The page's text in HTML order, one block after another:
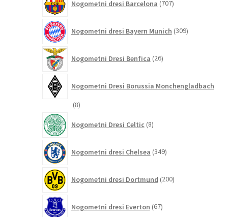
Nogometni dresi Barcelona 707izdelkov
Nogometni dresi Bayern Munich 309izdelkov
Nogometni Dresi Benfica 26izdelkov
Nogometni Dresi Borussia Monchengladbach
88
Nogometni Dresi Celtic 8izdelkov
Nogometni dresi Chelsea 349izdelkov
Nogometni dresi Dortmund 200izdelkov
Nogometni dresi Everton 67izdelkov